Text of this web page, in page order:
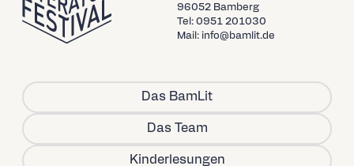
96052 Bamberg
Tel: 0951 201030
Mail: info@bamlit.de
Das BamLit
Das Team
Kinderlesungen